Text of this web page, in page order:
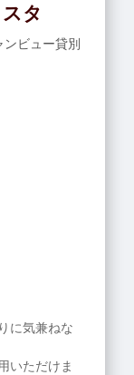
タ
ビュー貸別
に気兼ねな
いただけま